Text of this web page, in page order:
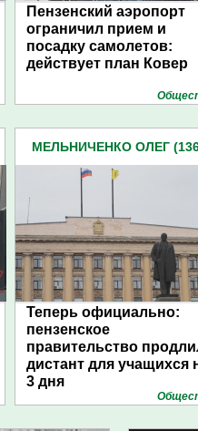
Пензенский аэропорт
ограничил прием и
посадку самолетов:
действует план Ковер
МЕЛЬНИЧЕНКО ОЛЕГ
Теперь официально:
пензенское
правительство
дистант для учащихся
3 дня